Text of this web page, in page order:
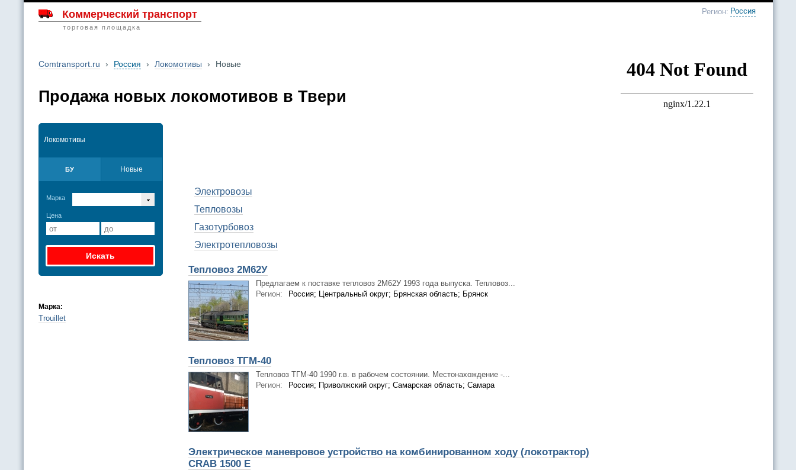
Регион: Россия
Коммерческий транспорт
торговая площадка
Comtransport.ru › Россия › Локомотивы › Новые
Продажа новых локомотивов в Твери
Локомотивы
БУ Новые
Марка
Цена
Марка:
Trouillet
Электровозы
Тепловозы
Газотурбовоз
Электротепловозы
Тепловоз 2М62У
Предлагаем к поставке тепловоз 2М62У 1993 года выпуска. Тепловоз...
Регион:
Россия; Центральный округ; Брянская область; Брянск
Тепловоз ТГМ-40
Тепловоз ТГМ-40 1990 г.в. в рабочем состоянии. Местонахождение -...
Регион:
Россия; Приволжский округ; Самарская область; Самара
Электрическое маневровое устройство на комбинированном ходу (локотрактор)
CRAB 1500 E